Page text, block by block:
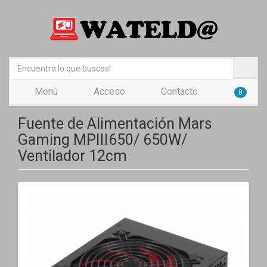
Menú Acceso Contacto 0
Fuente de Alimentación Mars
Gaming MPIII650/ 650W/
Ventilador 12cm